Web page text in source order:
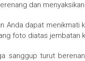
dan
Anda dapat
foto diatas jembatan
sanggup turut